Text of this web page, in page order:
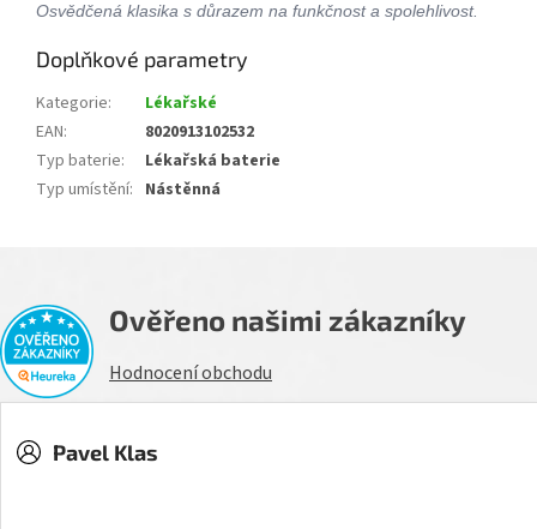
Osvědčená klasika s důrazem na funkčnost a spolehlivost.
Doplňkové parametry
Kategorie:
Lékařské
EAN:
8020913102532
Typ baterie:
Lékařská baterie
Typ umístění: Nástěnná
Ověřeno našimi zákazníky
Hodnocení obchodu
Pavel Klas